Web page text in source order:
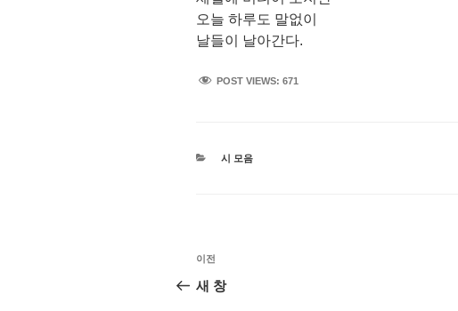
오늘 하루도 말없이
날들이 날아간다.
POST VIEWS: 671
카
시 모음
글
탐
이
전
이전
새 창